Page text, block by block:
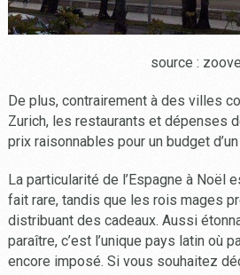
source :
De plus, contrairement à des villes
Zurich, les restaurants et dépenses
prix raisonnables pour un budget
La particularité de l’Espagne à Noël
fait rare, tandis que les rois mages
distribuant des cadeaux. Aussi
paraître, c’est l’unique pays latin où
encore imposé. Si vous souhaitez